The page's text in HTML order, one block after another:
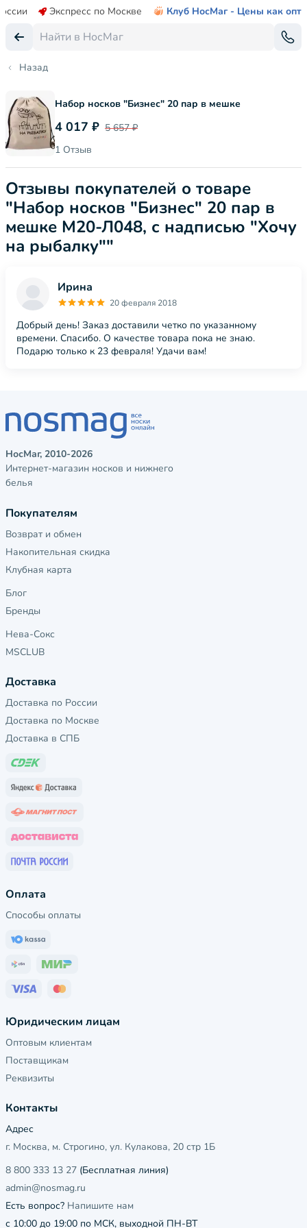
Экспресс по Москве Клуб НосМаг - Цены как опт
Назад
Набор носков "Бизнес" 20 пар в мешке
4 017 ₽ 5 657 ₽
1 Отзыв
Отзывы покупателей о товаре
"Набор носков "Бизнес" 20 пар в
мешке М20-Л048, с надписью "Хочу
на рыбалку""
Ирина
20 февраля 2018
Добрый день! Заказ доставили четко по указанному
времени. Спасибо. О качестве товара пока не знаю.
Подарю только к 23 февраля! Удачи вам!
НосМаг, 2010-2026
Интернет-магазин носков и нижнего
белья
Покупателям
Возврат и обмен
Накопительная скидка
Клубная карта
Блог
Бренды
Нева-Сокс
MSCLUB
Доставка
Доставка по России
Доставка по Москве
Доставка в СПБ
Оплата
Способы оплаты
Юридическим лицам
Оптовым клиентам
Поставщикам
Реквизиты
Контакты
Адрес
г. Москва, м. Строгино, ул. Кулакова, 20 стр 1Б
8 800 333 13 27 (Бесплатная линия)
admin@nosmag.ru
Есть вопрос? Напишите нам
с 10:00 до 19:00 по МСК, выходной ПН-ВТ